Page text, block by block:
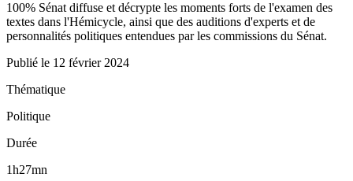
100% Sénat diffuse et décrypte les moments forts de l'examen des
textes dans l'Hémicycle, ainsi que des auditions d'experts et de
personnalités politiques entendues par les commissions du Sénat.
Publié le 12 février 2024
Thématique
Politique
Durée
1h27mn